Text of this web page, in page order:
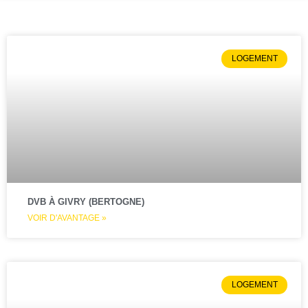
LOGEMENT
DVB À GIVRY (BERTOGNE)
VOIR D'AVANTAGE »
LOGEMENT